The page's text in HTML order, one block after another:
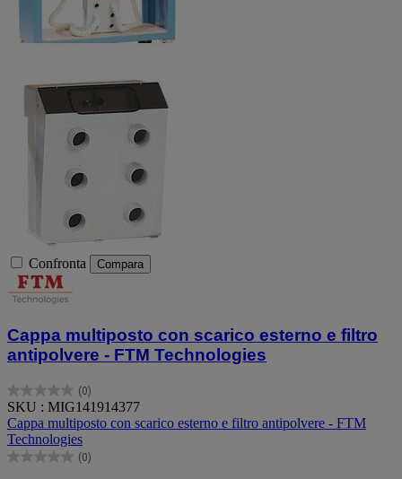
Confronta Compara
Cappa multiposto con scarico esterno e filtro
antipolvere - FTM Technologies
(0)
0.0
su
5
stelle.
SKU : MIG141914377
Cappa multiposto con scarico esterno e filtro antipolvere - FTM
Technologies
(0)
0.0